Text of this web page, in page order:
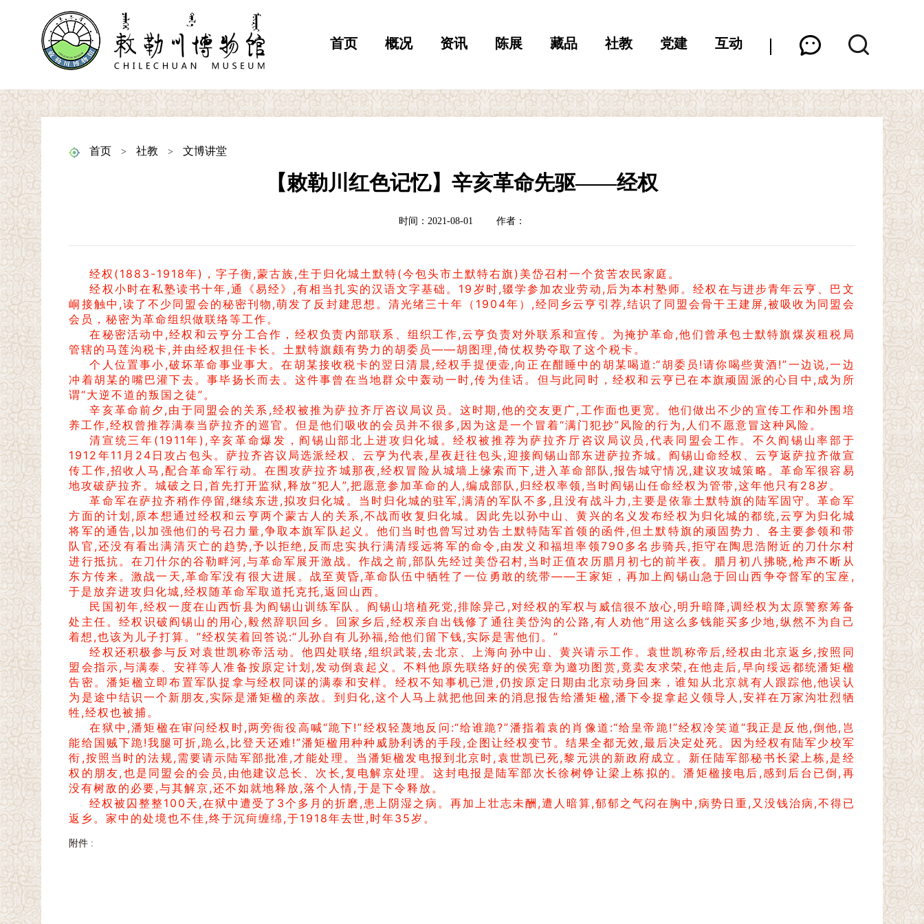
首页 概况 资讯 陈展 藏品 社教 党建 互动
首页 > 社教 > 文博讲堂
【敕勒川红色记忆】辛亥革命先驱——经权
时间：2021-08-01 作者：
经权(1883-1918年)，字子衡,蒙古族,生于归化城土默特(今包头市土默特右旗)美岱召村一个贫苦农民家庭。
经权小时在私塾读书十年,通《易经》,有相当扎实的汉语文字基础。19岁时,辍学参加农业劳动,后为本村塾师。经权在与进步青年云亨、巴文
峒接触中,读了不少同盟会的秘密刊物,萌发了反封建思想。清光绪三十年（1904年）,经同乡云亨引荐,结识了同盟会骨干王建屏,被吸收为同盟会
会员，秘密为革命组织做联络等工作。
在秘密活动中,经权和云亨分工合作，经权负责内部联系、组织工作,云亨负责对外联系和宣传。为掩护革命,他们曾承包士默特旗煤炭租税局
管辖的马莲沟税卡,并由经权担任卡长。土默特旗颇有势力的胡委员——胡图理,倚仗权势夺取了这个税卡。
个人位置事小,破坏革命事业事大。在胡某接收税卡的翌日清晨,经权手提便壶,向正在酣睡中的胡某喝道:“胡委员!请你喝些黄酒!”一边说,一边
冲着胡某的嘴巴灌下去。事毕扬长而去。这件事曾在当地群众中轰动一时,传为佳话。但与此同时，经权和云亨已在本旗顽固派的心目中,成为所
谓“大逆不道的叛国之徒”。
辛亥革命前夕,由于同盟会的关系,经权被推为萨拉齐厅咨议局议员。这时期,他的交友更广,工作面也更宽。他们做出不少的宣传工作和外围培
养工作,经权曾推荐满泰当萨拉齐的巡官。但是他们吸收的会员并不很多,因为这是一个冒着“满门犯抄”风险的行为,人们不愿意冒这种风险。
清宣统三年(1911年),辛亥革命爆发，阎锡山部北上进攻归化城。经权被推荐为萨拉齐厅咨议局议员,代表同盟会工作。不久阎锡山率部于
1912年11月24日攻占包头。萨拉齐咨议局选派经权、云亨为代表,星夜赶往包头,迎接阎锡山部东进萨拉齐城。阎锡山命经权、云亨返萨拉齐做宣
传工作,招收人马,配合革命军行动。在围攻萨拉齐城那夜,经权冒险从城墙上缘索而下,进入革命部队,报告城守情况,建议攻城策略。革命军很容易
地攻破萨拉齐。城破之日,首先打开监狱,释放“犯人”,把愿意参加革命的人,编成部队,归经权率领,当时阎锡山任命经权为管带,这年他只有28岁。
革命军在萨拉齐稍作停留,继续东进,拟攻归化城。当时归化城的驻军,满清的军队不多,且没有战斗力,主要是依靠土默特旗的陆军固守。革命军
方面的计划,原本想通过经权和云亨两个蒙古人的关系,不战而收复归化城。因此先以孙中山、黄兴的名义发布经权为归化城的都统,云亨为归化城
将军的通告,以加强他们的号召力量,争取本旗军队起义。他们当时也曾写过劝告土默特陆军首领的函件,但土默特旗的顽固势力、各主要参领和带
队官,还没有看出满清灭亡的趋势,予以拒绝,反而忠实执行满清绥远将军的命令,由发义和福坦率领790多名步骑兵,拒守在陶思浩附近的刀什尔村
进行抵抗。在刀什尔的谷勒畔河,与革命军展开激战。作战之前,部队先经过美岱召村,当时正值农历腊月初七的前半夜。腊月初八拂晓,枪声不断从
东方传来。激战一天,革命军没有很大进展。战至黄昏,革命队伍中牺牲了一位勇敢的统带——王家矩，再加上阎锡山急于回山西争夺督军的宝座,
于是放弃进攻归化城,经权随革命军取道托克托,返回山西。
民国初年,经权一度在山西忻县为阎锡山训练军队。阎锡山培植死党,排除异己,对经权的军权与威信很不放心,明升暗降,调经权为太原警察筹备
处主任。经权识破阎锡山的用心,毅然辞职回乡。回家乡后,经权亲自出钱修了通往美岱沟的公路,有人劝他“用这么多钱能买多少地,纵然不为自己
着想,也该为儿子打算。”经权笑着回答说:“儿孙自有儿孙福,给他们留下钱,实际是害他们。”
经权还积极参与反对袁世凯称帝活动。他四处联络,组织武装,去北京、上海向孙中山、黄兴请示工作。袁世凯称帝后,经权由北京返乡,按照同
盟会指示,与满泰、安祥等人准备按原定计划,发动倒袁起义。不料他原先联络好的侯宪章为邀功图赏,竟卖友求荣,在他走后,早向绥远都统潘矩楹
告密。潘矩楹立即布置军队捉拿与经权同谋的满泰和安样。经权不知事机已泄,仍按原定日期由北京动身回来，谁知从北京就有人跟踪他,他误认
为是途中结识一个新朋友,实际是潘矩楹的亲故。到归化,这个人马上就把他回来的消息报告给潘矩楹,潘下令捉拿起义领导人,安祥在万家沟壮烈牺
牲,经权也被捕。
在狱中,潘矩楹在审问经权时,两旁衙役高喊“跪下!”经权轻蔑地反问:“给谁跪?”潘指着袁的肖像道:“给皇帝跪!”经权冷笑道“我正是反他,倒他,岂
能给国贼下跪!我腿可折,跪么,比登天还难!”潘矩楹用种种威胁利诱的手段,企图让经权变节。结果全都无效,最后决定处死。因为经权有陆军少校军
衔,按照当时的法规,需要请示陆军部批准,才能处理。当潘矩楹发电报到北京时,袁世凯已死,黎元洪的新政府成立。新任陆军部秘书长梁上栋,是经
权的朋友,也是同盟会的会员,由他建议总长、次长,复电解京处理。这封电报是陆军部次长徐树铮让梁上栋拟的。潘矩楹接电后,感到后台已倒,再
没有树敌的必要,与其解京,还不如就地释放,落个人情,于是下令释放。
经权被囚整整100天,在狱中遭受了3个多月的折磨,患上阴湿之病。再加上壮志未酬,遭人暗算,郁郁之气闷在胸中,病势日重,又没钱治病,不得已
返乡。家中的处境也不佳,终于沉疴缠绵,于1918年去世,时年35岁。
附件 :